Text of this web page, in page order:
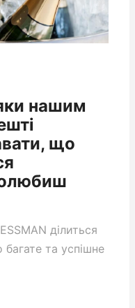
нашим
що
ділиться
та успішне